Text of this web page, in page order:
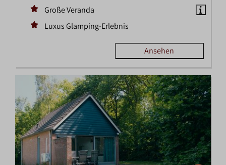
Große Veranda
Luxus Glamping-Erlebnis
Ansehen